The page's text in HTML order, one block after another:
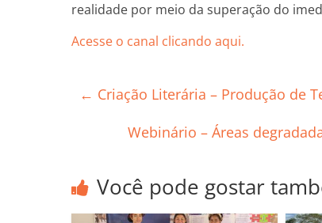
realidade por meio da superação do
Acesse o canal clicando aqui.
← Criação Literária – Produção de
Webinário – Áreas
Você pode gostar